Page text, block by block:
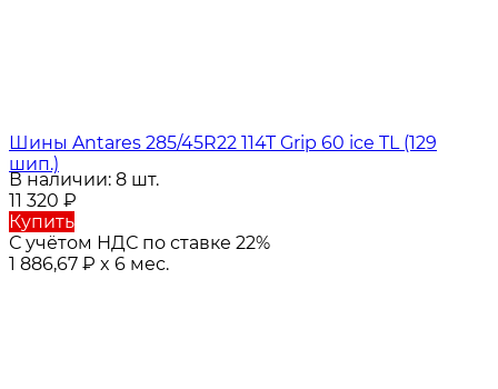
Шины Antares 285/45R22 114T Grip 60 ice TL (129
шип.)
В наличии: 8 шт.
11 320 ₽
Купить
С учётом НДС по ставке 22%
1 886,67 ₽ x 6 мес.